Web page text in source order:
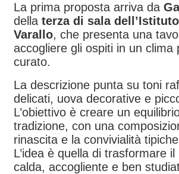
La prima proposta arriva da
della terza di sala
Varallo, che presenta una
accogliere gli ospiti in un clima
curato.
La descrizione punta su toni
delicati, uova decorative e
L’obiettivo è creare un
tradizione, con una
rinascita e la convivialità
L’idea è quella di trasformare
calda, accogliente e ben